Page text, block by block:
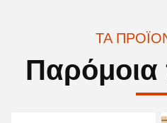
ΤΑ
Παρόμοια